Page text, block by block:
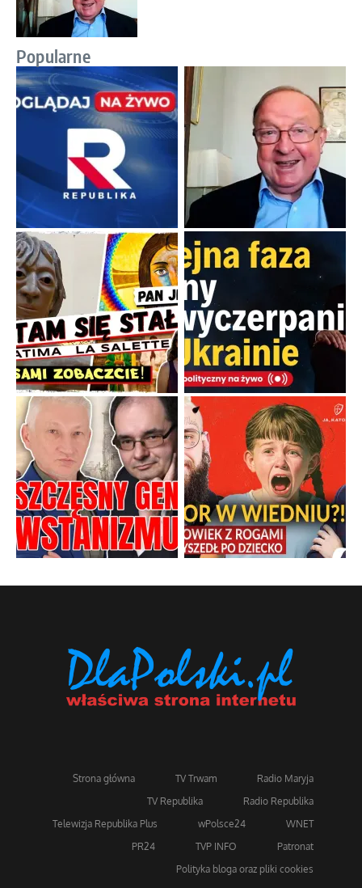
Popularne
Strona główna TV Trwam
Radio Maryja
TV Republika
Radio Republika
Telewizja Republika Plus
wPolsce24
WNET
PR24
TVP INFO
Patronat
Polityka bloga oraz pliki cookies